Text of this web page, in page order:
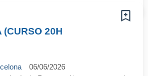
(CURSO 20H
06/06/2026